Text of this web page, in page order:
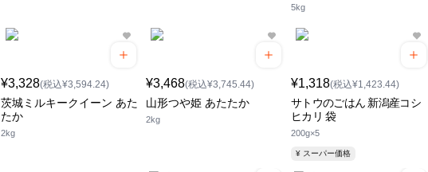
5kg
¥3,328(税込¥3,594.24)
茨城ミルキークイーン あた
たか
2kg
¥3,468(税込¥3,745.44)
山形つや姫 あたたか
2kg
¥1,318(税込¥1,423.44)
サトウのごはん 新潟産コシ
ヒカリ 袋
200g×5
¥ スーパー価格